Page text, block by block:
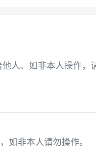
人。如非本人操作，
如非本人请勿操作。